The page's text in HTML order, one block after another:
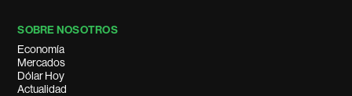
SOBRE NOSOTROS
Economía
Mercados
Dólar Hoy
Actualidad